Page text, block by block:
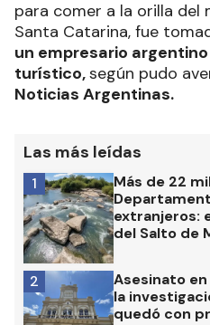
para comer a la orilla del
Santa Catarina, fue
un empresario
turístico,según pudo
Noticias Argentinas.
Las más leídas
Más de 22
extranjeros:
del Salto de
1
Asesinato en
la
quedó con
2